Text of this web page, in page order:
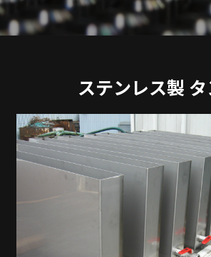
ステンレス製